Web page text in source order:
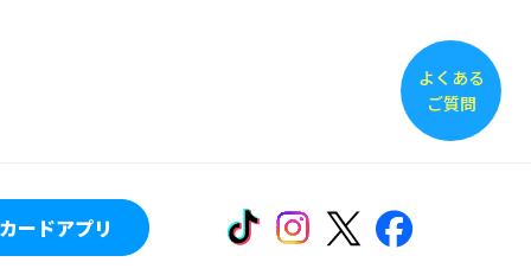
ードアプリ
よくある
ご質問